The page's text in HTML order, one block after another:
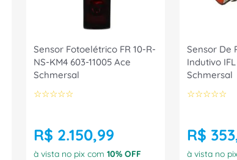
Sensor Fotoelétrico FR 10-R-
NS-KM4 603-11005 Ace
Schmersal
☆☆☆☆☆
R$ 2.150,99
à vista no pix com 10% OFF
Sensor De
Indutivo
Schmersal
☆☆☆☆☆
R$ 353
à vista no